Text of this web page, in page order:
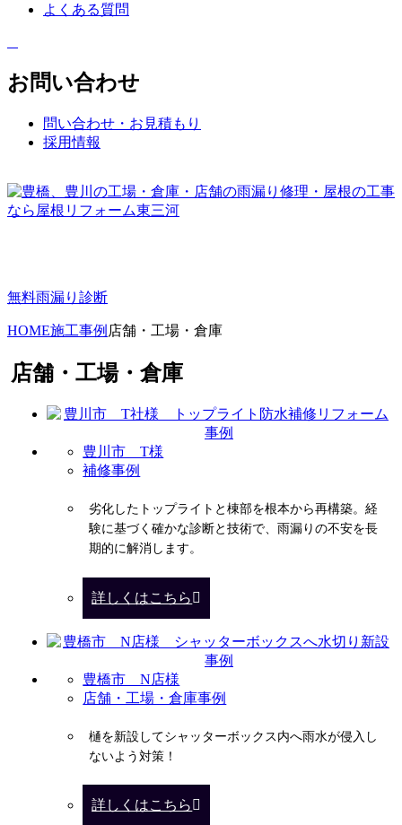
よくある質問
お問い合わせ
問い合わせ・お見積もり
採用情報
無料雨漏り診断
HOME施工事例 店舗・工場・倉庫
店舗・工場・倉庫
豊川市 T様
補修事例
劣化したトップライトと棟部を根本から再構築。経
験に基づく確かな診断と技術で、雨漏りの不安を長
期的に解消します。
詳しくはこちら
豊橋市 N店様
店舗・工場・倉庫事例
樋を新設してシャッターボックス内へ雨水が侵入し
ないよう対策！
詳しくはこちら